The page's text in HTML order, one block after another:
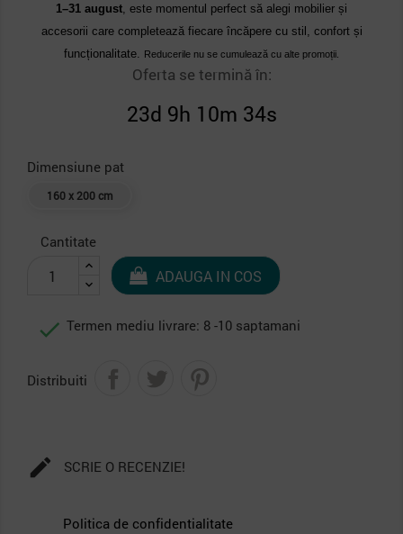
1–31 august, este momentul perfect să alegi mobilier și
accesorii care completează fiecare încăpere cu stil, confort și
funcționalitate. Reducerile nu se cumulează cu alte promoții.
Oferta se termină în:
23d 9h 10m 33s
Dimensiune pat
160 x 200 cm
Cantitate
ADAUGA IN COS
 Termen mediu livrare: 8 -10 saptamani
Distribuiti
 SCRIE O RECENZIE!
Politica de confidentialitate